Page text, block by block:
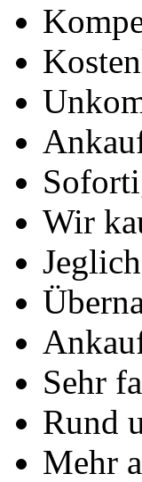
Wir
Sehr
Rund
Mehr